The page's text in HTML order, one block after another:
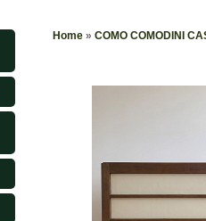
Home » COMO COMODINI